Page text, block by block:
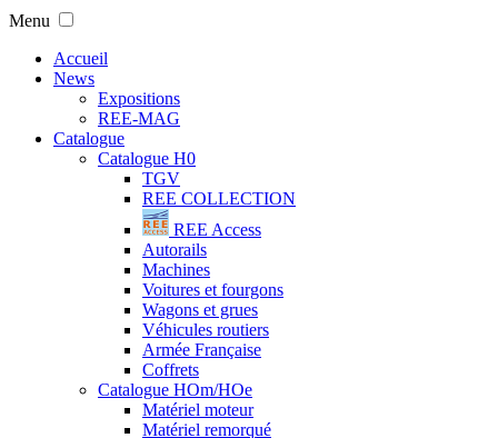
Menu
Accueil
News
Expositions
REE-MAG
Catalogue
Catalogue H0
TGV
REE COLLECTION
REE Access
Autorails
Machines
Voitures et fourgons
Wagons et grues
Véhicules routiers
Armée Française
Coffrets
Catalogue HOm/HOe
Matériel moteur
Matériel remorqué